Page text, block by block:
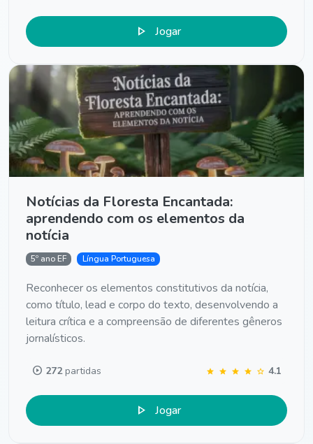
play_arrow Jogar
Notícias da Floresta Encantada:
aprendendo com os elementos da
notícia
5º ano EF Língua Portuguesa
Reconhecer os elementos constitutivos da notícia,
como título, lead e corpo do texto, desenvolvendo a
leitura crítica e a compreensão de diferentes gêneros
jornalísticos.
play_circle 272partidas star star star star star 4.1
play_arrow Jogar